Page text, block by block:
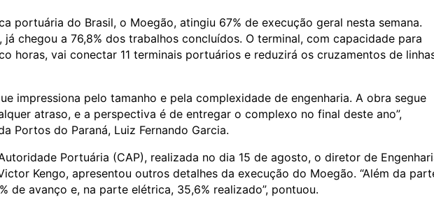
portuária do Brasil, o Moegão, atingiu 67% de execução geral nesta semana.
chegou a 76,8% dos trabalhos concluídos. O terminal, com capacidade para
horas, vai conectar 11 terminais portuários e reduzirá os cruzamentos de
impressiona pelo tamanho e pela complexidade de engenharia. A obra segue
atraso, e a perspectiva é de entregar o complexo no final deste ano”,
Portos do Paraná, Luiz Fernando Garcia.
Portuária (CAP), realizada no dia 15 de agosto, o diretor de
Kengo, apresentou outros detalhes da execução do Moegão. “Além da
de avanço e, na parte elétrica, 35,6% realizado”, pontuou.